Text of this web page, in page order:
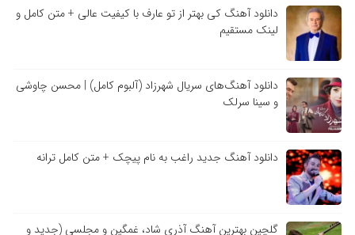
دانلود آهنگ کی بهتر از تو عارف با کیفیت عالی + متن کامل و
لینک مستقیم
دانلود آهنگ‌های سریال شهرزاد (آلبوم کامل) | محسن چاوشی
و سینا سرلک
دانلود آهنگ جدید راغب به نام پیچک + متن کامل ترانه
گلچین بهترین آهنگ آذری شاد، غمگین و مجلسی (جدید و